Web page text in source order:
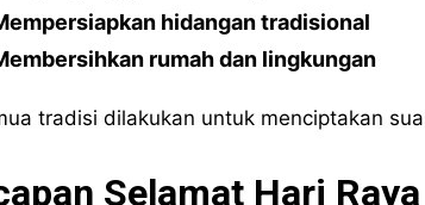
hidangan tradisional
rumah dan lingkungan
tradisi dilakukan untuk menciptakan
Selamat Hari